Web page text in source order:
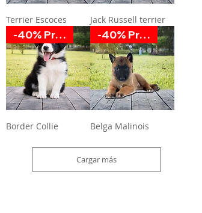
Terrier Escoces Jack Russell terrier
-40% Promoción
Border Collie
-40% Promoción
Belga Malinois
Cargar más